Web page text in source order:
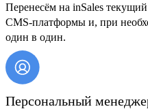
Перенесём на inSales
CMS-платформы и, при
один в один.
Персональный